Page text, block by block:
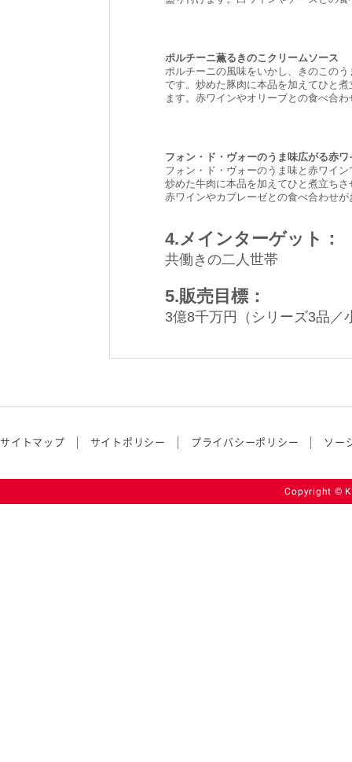
ポルチーニ薫るきのこクリームソース
ポルチーニの風味をいかし、きのこの
です。炒めた豚肉に本品を加えてひと
ます。赤ワインやオリーブとの食べ合
フォン・ド・ヴォーのうま味広がる赤ワ
フォン・ド・ヴォーのうま味と赤ワイ
炒めた牛肉に本品を加えてひと煮立ち
赤ワインやカプレーゼとの食べ合わせ
4.メインターゲット：
共働きの二人世帯
5.販売目標：
3億8千万円（シリーズ3品／
サイトマップ サイトポリシー プライバシーポリシー ソー
Copyright ©